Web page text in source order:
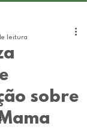
sobre
leitura